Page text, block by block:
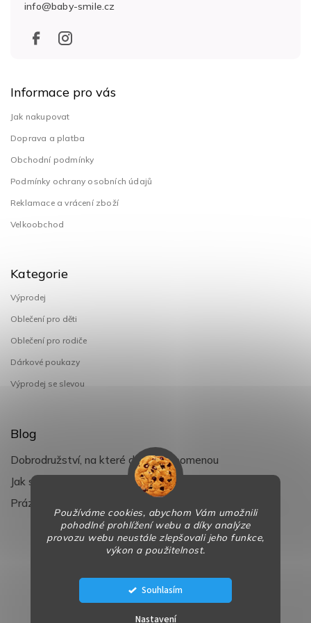
Používáme cookies, abychom Vám umožnili
pohodlné prohlížení webu a díky analýze
provozu webu neustále zlepšovali jeho funkce,
výkon a použitelnost.
Souhlasím
Nastavení
info@baby-smile.cz
Informace pro vás
Jak nakupovat
Doprava a platba
Obchodní podmínky
Podmínky ochrany osobních údajů
Reklamace a vrácení zboží
Velkoobchod
Kategorie
Výprodej
Oblečení pro děti
Oblečení pro rodiče
Dárkové poukazy
Výprodej se slevou
Blog
Dobrodružství, na které děti nezapomenou
Jak si užít léto s dětmi naplno
Prázdniny klepou na dveře
BaBy-smile.cz. Všechna práva vyhrazena.